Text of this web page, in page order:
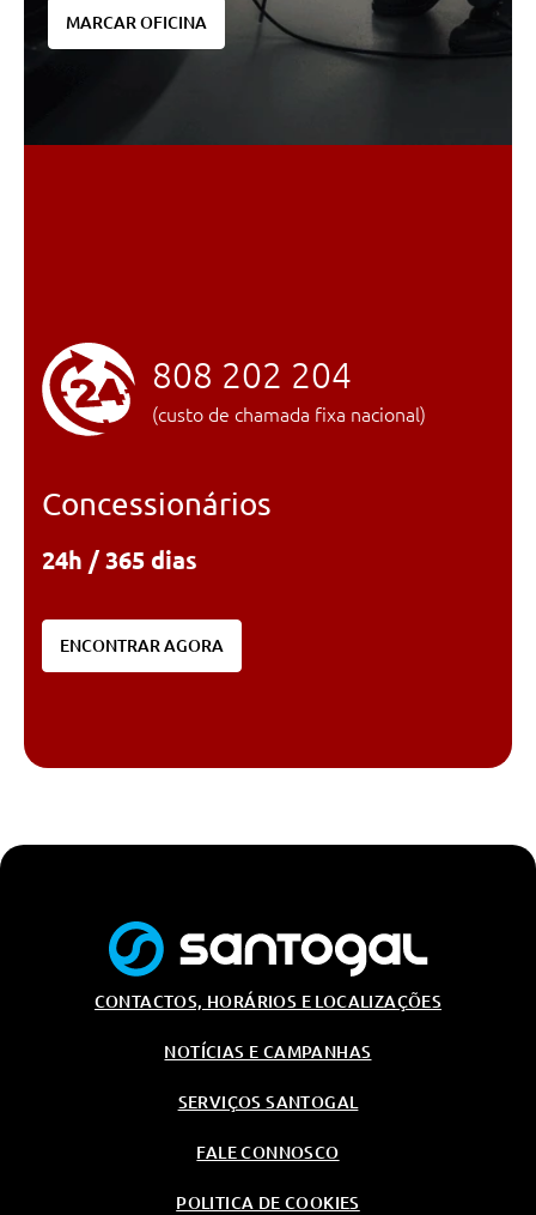
MARCAR OFICINA
808 202 204
(custo de chamada fixa nacional)
Concessionários
24h / 365 dias
ENCONTRAR AGORA
CONTACTOS, HORÁRIOS E LOCALIZAÇÕES
NOTÍCIAS E CAMPANHAS
SERVIÇOS SANTOGAL
FALE CONNOSCO
POLITICA DE COOKIES